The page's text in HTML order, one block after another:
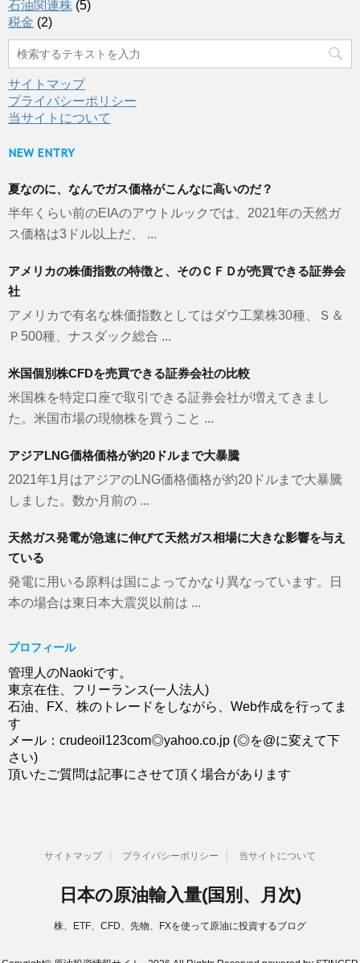
石油関連株 (5)
税金 (2)
サイトマップ
プライバシーポリシー
当サイトについて
NEW ENTRY
夏なのに、なんでガス価格がこんなに高いのだ？
半年くらい前のEIAのアウトルックでは、2021年の天然ガ
ス価格は3ドル以上だ、 ...
アメリカの株価指数の特徴と、そのＣＦＤが売買できる証券会
社
アメリカで有名な株価指数としてはダウ工業株30種、Ｓ＆
Ｐ500種、ナスダック総合 ...
米国個別株CFDを売買できる証券会社の比較
米国株を特定口座で取引できる証券会社が増えてきまし
た。米国市場の現物株を買うこと ...
アジアLNG価格価格が約20ドルまで大暴騰
2021年1月はアジアのLNG価格価格が約20ドルまで大暴騰
しました。数か月前の ...
天然ガス発電が急速に伸びて天然ガス相場に大きな影響を与え
ている
発電に用いる原料は国によってかなり異なっています。日
本の場合は東日本大震災以前は ...
プロフィール
管理人のNaokiです。
東京在住、フリーランス(一人法人)
石油、FX、株のトレードをしながら、Web作成を行ってま
す
メール：crudeoil123com◎yahoo.co.jp (◎を@に変えて下
さい)
頂いたご質問は記事にさせて頂く場合があります
サイトマップ プライバシーポリシー 当サイトについて
日本の原油輸入量(国別、月次)
株、ETF、CFD、先物、FXを使って原油に投資するブログ